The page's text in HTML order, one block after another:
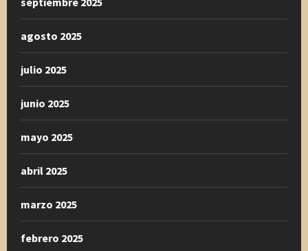
agosto 2025
julio 2025
junio 2025
mayo 2025
abril 2025
marzo 2025
febrero 2025